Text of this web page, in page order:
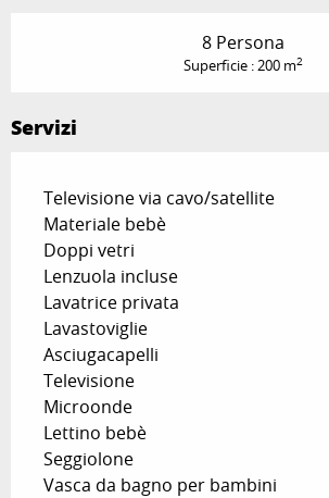
8 Persona
Superficie : 200 m2
Servizi
Televisione via cavo/satellite
Materiale bebè
Doppi vetri
Lenzuola incluse
Lavatrice privata
Lavastoviglie
Asciugacapelli
Televisione
Microonde
Lettino bebè
Seggiolone
Vasca da bagno per bambini